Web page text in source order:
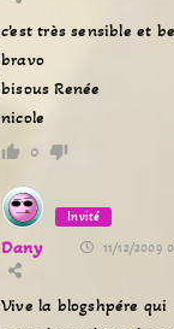
c’est très sensible et
bravo
bisous Renée
nicole
0
Invité
Dany 11/12/2009
Vive la blogshpére qui